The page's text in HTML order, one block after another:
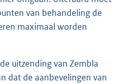
van behandeling de
maximaal worden
uitzending van Zembla
dat de aanbevelingen van